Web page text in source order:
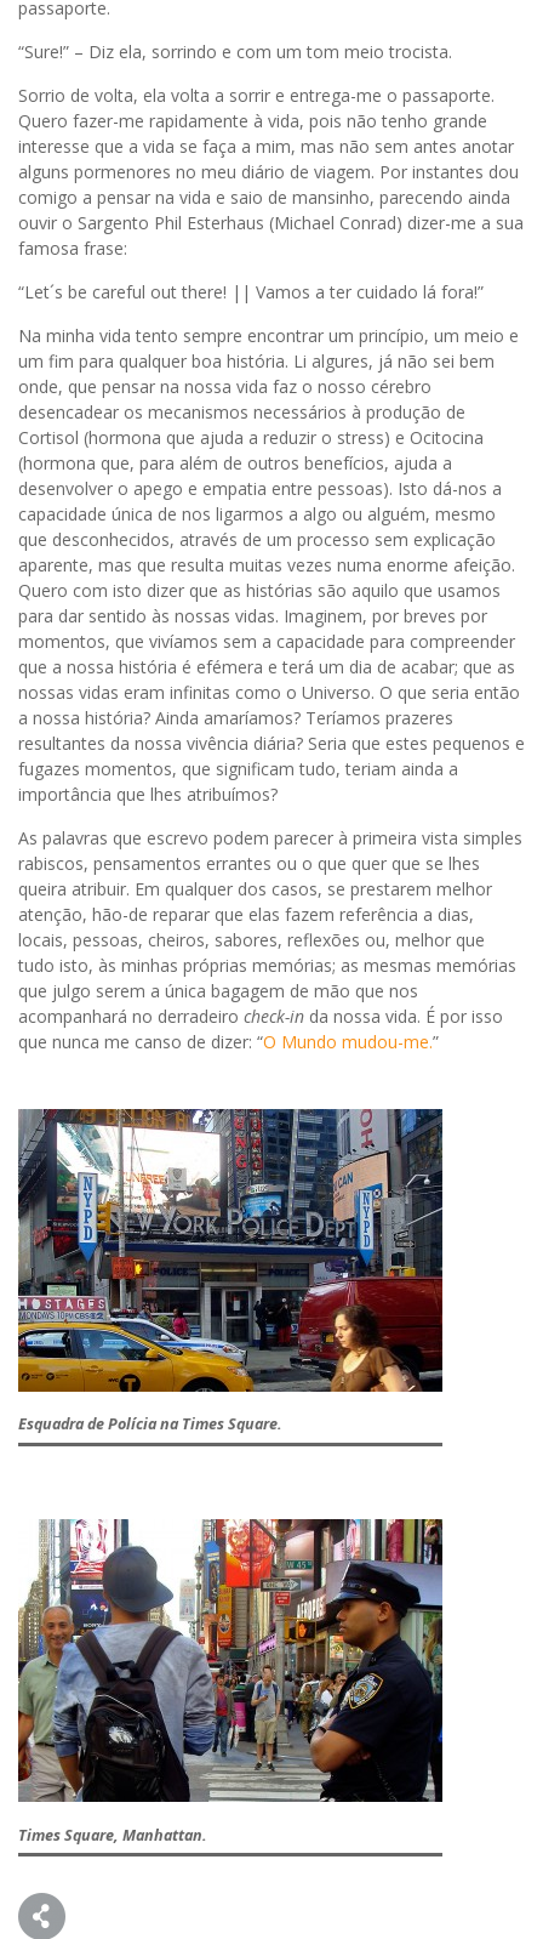
passaporte.
“Sure!” – Diz ela, sorrindo e com um tom meio trocista.
Sorrio de volta, ela volta a sorrir e entrega-me o passaporte.
Quero fazer-me rapidamente à vida, pois não tenho grande
interesse que a vida se faça a mim, mas não sem antes anotar
alguns pormenores no meu diário de viagem. Por instantes dou
comigo a pensar na vida e saio de mansinho, parecendo ainda
ouvir o Sargento Phil Esterhaus (Michael Conrad) dizer-me a sua
famosa frase:
“Let´s be careful out there! || Vamos a ter cuidado lá fora!”
Na minha vida tento sempre encontrar um princípio, um meio e
um fim para qualquer boa história. Li algures, já não sei bem
onde, que pensar na nossa vida faz o nosso cérebro
desencadear os mecanismos necessários à produção de
Cortisol (hormona que ajuda a reduzir o stress) e Ocitocina
(hormona que, para além de outros benefícios, ajuda a
desenvolver o apego e empatia entre pessoas). Isto dá-nos a
capacidade única de nos ligarmos a algo ou alguém, mesmo
que desconhecidos, através de um processo sem explicação
aparente, mas que resulta muitas vezes numa enorme afeição.
Quero com isto dizer que as histórias são aquilo que usamos
para dar sentido às nossas vidas. Imaginem, por breves por
momentos, que vivíamos sem a capacidade para compreender
que a nossa história é efémera e terá um dia de acabar; que as
nossas vidas eram infinitas como o Universo. O que seria então
a nossa história? Ainda amaríamos? Teríamos prazeres
resultantes da nossa vivência diária? Seria que estes pequenos e
fugazes momentos, que significam tudo, teriam ainda a
importância que lhes atribuímos?
As palavras que escrevo podem parecer à primeira vista simples
rabiscos, pensamentos errantes ou o que quer que se lhes
queira atribuir. Em qualquer dos casos, se prestarem melhor
atenção, hão-de reparar que elas fazem referência a dias,
locais, pessoas, cheiros, sabores, reflexões ou, melhor que
tudo isto, às minhas próprias memórias; as mesmas memórias
que julgo serem a única bagagem de mão que nos
acompanhará no derradeiro check-in da nossa vida. É por isso
que nunca me canso de dizer: “O Mundo mudou-me.”
Esquadra de Polícia na Times Square.
Times Square, Manhattan.